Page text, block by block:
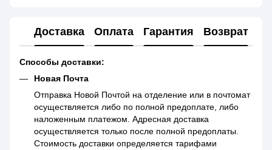
Доставка Оплата Гарантия Возврат
Способы доставки:
Новая Почта
Отправка Новой Почтой на отделение или в почтомат
осуществляется либо по полной предоплате, либо
наложенным платежом. Адресная доставка
осуществляется только после полной предоплаты.
Стоимость доставки определяется тарифами